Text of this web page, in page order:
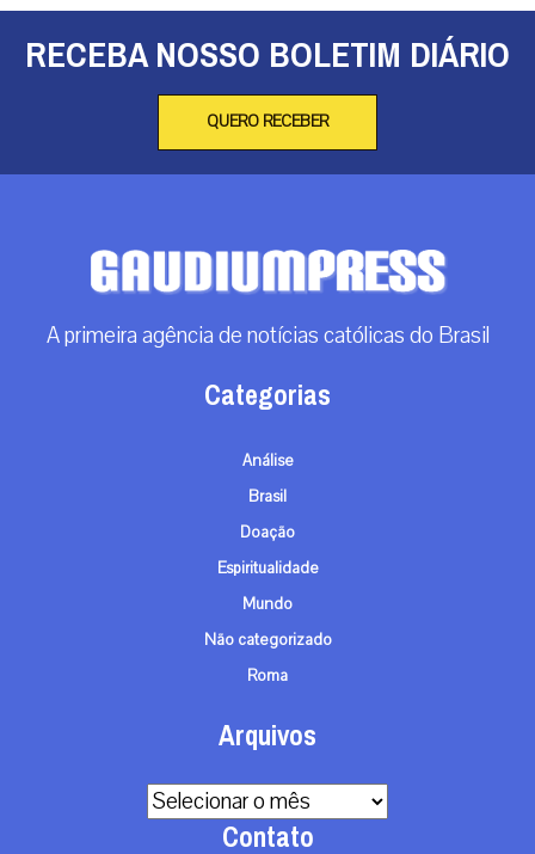
RECEBA NOSSO BOLETIM DIÁRIO
QUERO RECEBER
A primeira agência de notícias católicas do Brasil
Categorias
Análise
Brasil
Doação
Espiritualidade
Mundo
Não categorizado
Roma
Arquivos
Arquivos
Contato